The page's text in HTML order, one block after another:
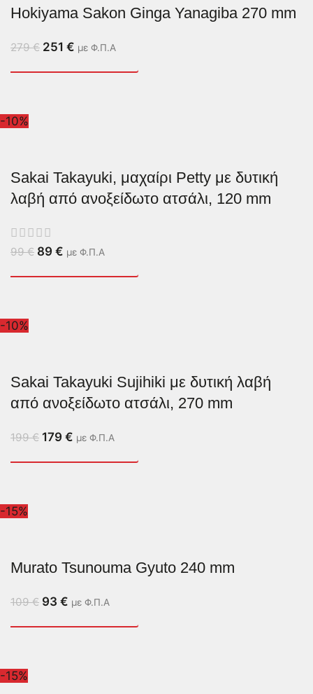
Hokiyama Sakon Ginga Yanagiba 270 mm
279€ 251 € με Φ.Π.Α
-10%
Sakai Takayuki, μαχαίρι Petty με δυτική
λαβή από ανοξείδωτο ατσάλι, 120 mm
99€ 89 € με Φ.Π.Α
-10%
Sakai Takayuki Sujihiki με δυτική λαβή
από ανοξείδωτο ατσάλι, 270 mm
199€ 179 € με Φ.Π.Α
-15%
Murato Tsunouma Gyuto 240 mm
109€ 93 € με Φ.Π.Α
-15%